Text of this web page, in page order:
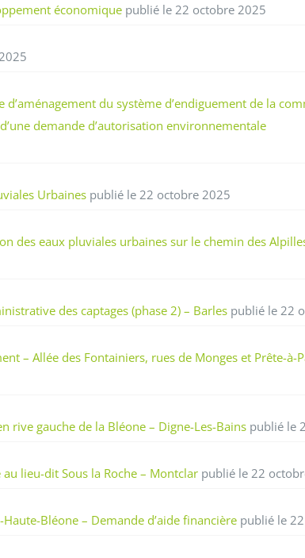
économique publié le 22 octobre 2025
du système d’endiguement de la
demande d’autorisation environnementale
Urbaines publié le 22 octobre 2025
des eaux pluviales urbaines sur le chemin des
des captages (phase 2) – Barles publié le 22
– Allée des Fontainiers, rues de Monges et Prête-à-
rive gauche de la Bléone – Digne-Les-Bains publié le
lieu-dit Sous la Roche – Montclar publié le 22
Bléone – Demande d’aide financière publié le